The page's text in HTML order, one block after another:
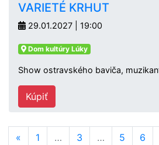
VARIETÉ KRHUT
29.01.2027 | 19:00
Dom kultúry Lúky
Show ostravského baviča,
Kúpiť
« 1 … 3 … 5 6